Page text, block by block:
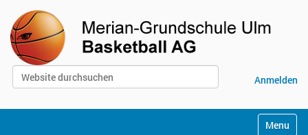
Website durchsuchen
Anmelden
Toggle